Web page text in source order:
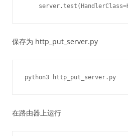
保存为 http_put_server.py
在路由器上运行